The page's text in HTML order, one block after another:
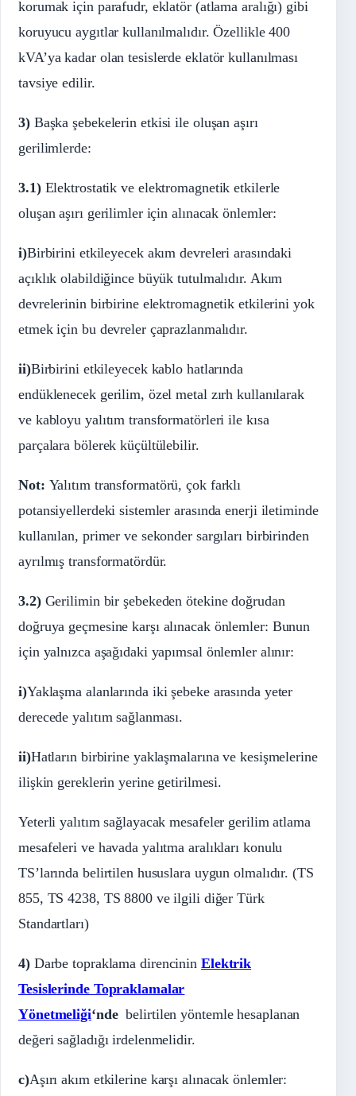
korumak için parafudr, eklatör (atlama aralığı) gibi
koruyucu aygıtlar kullanılmalıdır. Özellikle 400
kVA’ya kadar olan tesislerde eklatör kullanılması
tavsiye edilir.
3)Başka şebekelerin etkisi ile oluşan aşırı
gerilimlerde:
3.1)Elektrostatik ve elektromagnetik etkilerle
oluşan aşırı gerilimler için alınacak önlemler:
i)Birbirini etkileyecek akım devreleri arasındaki
açıklık olabildiğince büyük tutulmalıdır. Akım
devrelerinin birbirine elektromagnetik etkilerini yok
etmek için bu devreler çaprazlanmalıdır.
ii)Birbirini etkileyecek kablo hatlarında
endüklenecek gerilim, özel metal zırh kullanılarak
ve kabloyu yalıtım transformatörleri ile kısa
parçalara bölerek küçültülebilir.
Not: Yalıtım transformatörü, çok farklı
potansiyellerdeki sistemler arasında enerji iletiminde
kullanılan, primer ve sekonder sargıları birbirinden
ayrılmış transformatördür.
3.2)Gerilimin bir şebekeden ötekine doğrudan
doğruya geçmesine karşı alınacak önlemler: Bunun
için yalnızca aşağıdaki yapımsal önlemler alınır:
i)Yaklaşma alanlarında iki şebeke arasında yeter
derecede yalıtım sağlanması.
ii)Hatların birbirine yaklaşmalarına ve kesişmelerine
ilişkin gereklerin yerine getirilmesi.
Yeterli yalıtım sağlayacak mesafeler gerilim atlama
mesafeleri ve havada yalıtma aralıkları konulu
TS’larında belirtilen hususlara uygun olmalıdır. (TS
855, TS 4238, TS 8800 ve ilgili diğer Türk
Standartları)
4)Darbe topraklama direncinin Elektrik
Tesislerinde Topraklamalar
Yönetmeliği‘nde belirtilen yöntemle hesaplanan
değeri sağladığı irdelenmelidir.
c)Aşırı akım etkilerine karşı alınacak önlemler: